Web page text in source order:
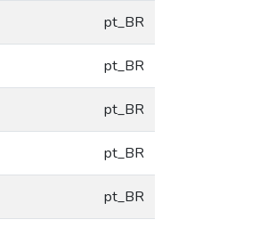
pt_BR
pt_BR
pt_BR
pt_BR
pt_BR